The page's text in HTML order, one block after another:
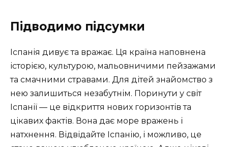
Підводимо підсумки
Іспанія дивує та вражає. Ця країна наповнена
історією, культурою, мальовничими пейзажами
та смачними стравами. Для дітей знайомство з
нею залишиться незабутнім. Поринути у світ
Іспанії — це відкриття нових горизонтів та
цікавих фактів. Вона дає море вражень і
натхнення. Відвідайте Іспанію, і можливо, це